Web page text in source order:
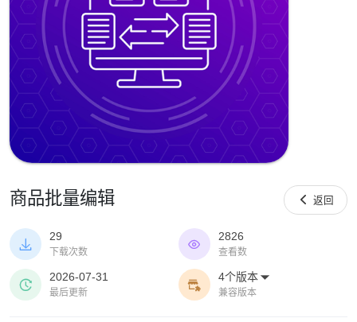
商品批量编辑  返回

29
下载次数

2826
查看数

2026-07-31
最后更新

4个版本 
兼容版本